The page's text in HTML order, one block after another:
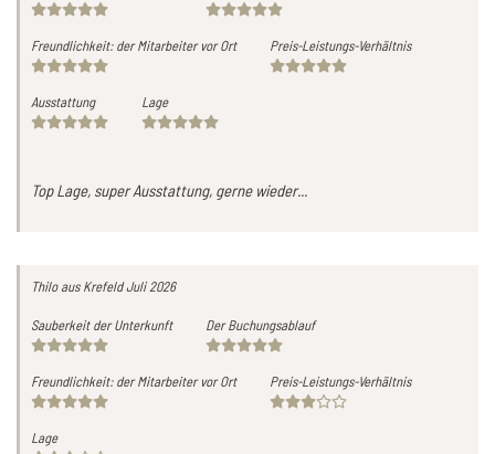
Freundlichkeit: der Mitarbeiter vor Ort Preis-Leistungs-Verhältnis
Ausstattung Lage
Top Lage, super Ausstattung, gerne wieder...
Thiloaus KrefeldJuli 2026
Sauberkeit der Unterkunft Der Buchungsablauf
Freundlichkeit: der Mitarbeiter vor Ort Preis-Leistungs-Verhältnis
Lage